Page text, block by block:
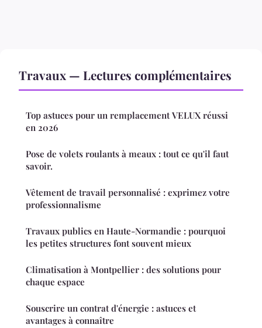
Travaux — Lectures complémentaires
Top astuces pour un remplacement VELUX réussi
en 2026
Pose de volets roulants à meaux : tout ce qu'il faut
savoir.
Vêtement de travail personnalisé : exprimez votre
professionnalisme
Travaux publics en Haute-Normandie : pourquoi
les petites structures font souvent mieux
Climatisation à Montpellier : des solutions pour
chaque espace
Souscrire un contrat d'énergie : astuces et
avantages à connaître